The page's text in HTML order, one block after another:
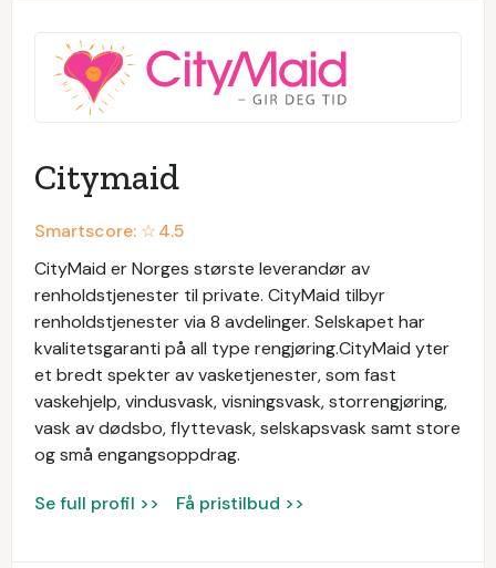
Citymaid
Smartscore: ☆4.5
CityMaid er Norges største leverandør av
renholdstjenester til private. CityMaid tilbyr
renholdstjenester via 8 avdelinger. Selskapet har
kvalitetsgaranti på all type rengjøring.CityMaid yter
et bredt spekter av vasketjenester, som fast
vaskehjelp, vindusvask, visningsvask, storrengjøring,
vask av dødsbo, flyttevask, selskapsvask samt store
og små engangsoppdrag.
Se full profil >> Få pristilbud >>